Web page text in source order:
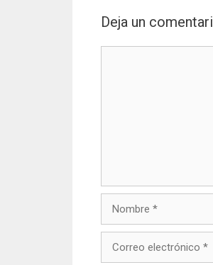
Deja un
electrónico